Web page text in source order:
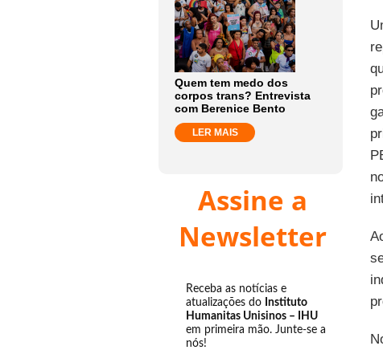
Quem tem medo dos
corpos trans? Entrevista
com Berenice Bento
LER MAIS
Assine a
Newsletter
Receba as notícias e
atualizações do Instituto
Humanitas Unisinos – IHU
em primeira mão. Junte-se a
nós!